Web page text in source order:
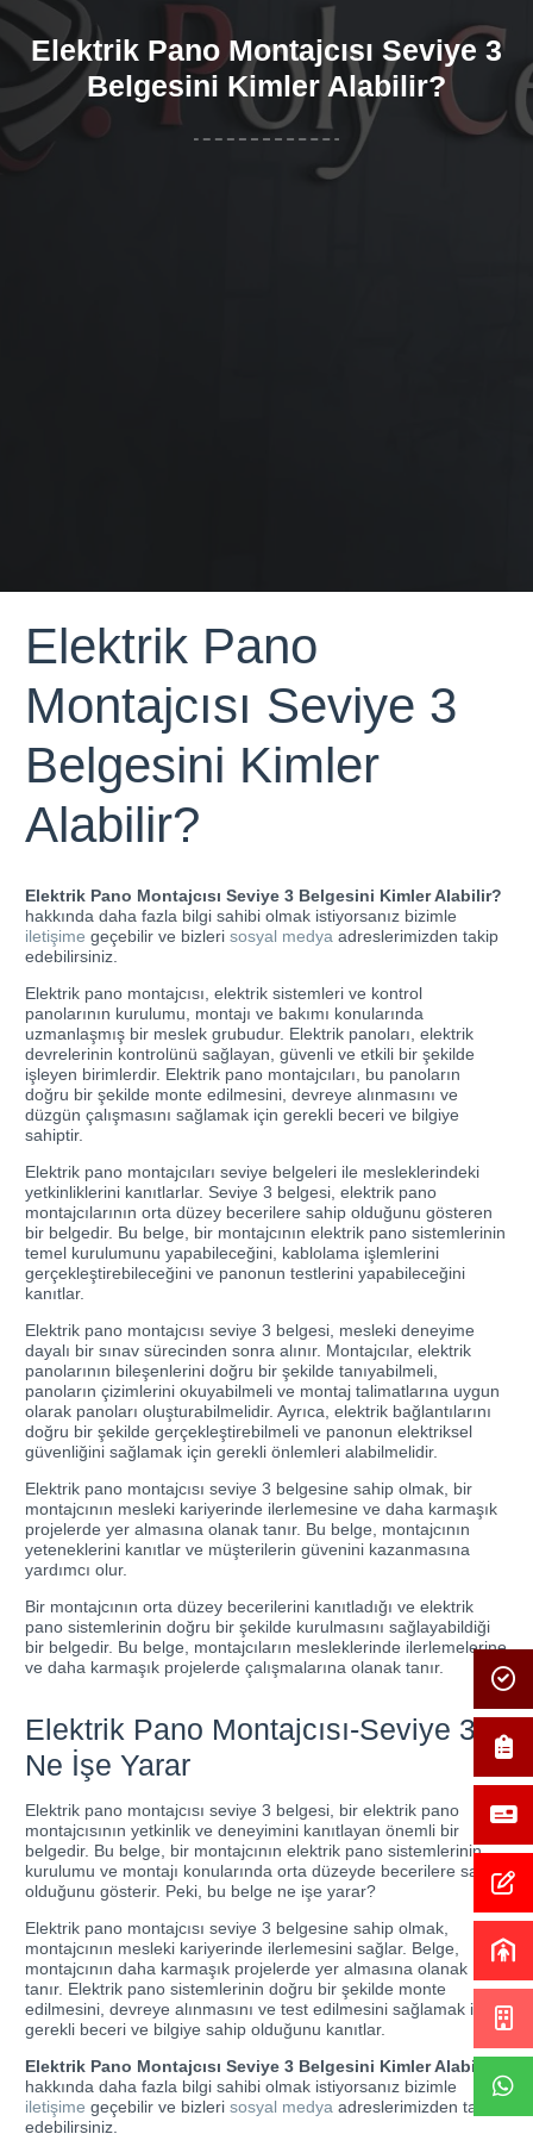
Elektrik Pano Montajcısı Seviye 3
Belgesini Kimler Alabilir?
Elektrik Pano
Montajcısı Seviye 3
Belgesini Kimler
Alabilir?
Elektrik Pano Montajcısı Seviye 3 Belgesini Kimler Alabilir?
hakkında daha fazla bilgi sahibi olmak istiyorsanız bizimle
iletişime geçebilir ve bizleri sosyal medya adreslerimizden takip
edebilirsiniz.
Elektrik pano montajcısı, elektrik sistemleri ve kontrol
panolarının kurulumu, montajı ve bakımı konularında
uzmanlaşmış bir meslek grubudur. Elektrik panoları, elektrik
devrelerinin kontrolünü sağlayan, güvenli ve etkili bir şekilde
işleyen birimlerdir. Elektrik pano montajcıları, bu panoların
doğru bir şekilde monte edilmesini, devreye alınmasını ve
düzgün çalışmasını sağlamak için gerekli beceri ve bilgiye
sahiptir.
Elektrik pano montajcıları seviye belgeleri ile mesleklerindeki
yetkinliklerini kanıtlarlar. Seviye 3 belgesi, elektrik pano
montajcılarının orta düzey becerilere sahip olduğunu gösteren
bir belgedir. Bu belge, bir montajcının elektrik pano sistemlerinin
temel kurulumunu yapabileceğini, kablolama işlemlerini
gerçekleştirebileceğini ve panonun testlerini yapabileceğini
kanıtlar.
Elektrik pano montajcısı seviye 3 belgesi, mesleki deneyime
dayalı bir sınav sürecinden sonra alınır. Montajcılar, elektrik
panolarının bileşenlerini doğru bir şekilde tanıyabilmeli,
panoların çizimlerini okuyabilmeli ve montaj talimatlarına uygun
olarak panoları oluşturabilmelidir. Ayrıca, elektrik bağlantılarını
doğru bir şekilde gerçekleştirebilmeli ve panonun elektriksel
güvenliğini sağlamak için gerekli önlemleri alabilmelidir.
Elektrik pano montajcısı seviye 3 belgesine sahip olmak, bir
montajcının mesleki kariyerinde ilerlemesine ve daha karmaşık
projelerde yer almasına olanak tanır. Bu belge, montajcının
yeteneklerini kanıtlar ve müşterilerin güvenini kazanmasına
yardımcı olur.
Bir montajcının orta düzey becerilerini kanıtladığı ve elektrik
pano sistemlerinin doğru bir şekilde kurulmasını sağlayabildiği
bir belgedir. Bu belge, montajcıların mesleklerinde ilerlemelerine
ve daha karmaşık projelerde çalışmalarına olanak tanır.
Elektrik Pano Montajcısı-Seviye 3
Ne İşe Yarar
Elektrik pano montajcısı seviye 3 belgesi, bir elektrik pano
montajcısının yetkinlik ve deneyimini kanıtlayan önemli bir
belgedir. Bu belge, bir montajcının elektrik pano sistemlerinin
kurulumu ve montajı konularında orta düzeyde becerilere sahip
olduğunu gösterir. Peki, bu belge ne işe yarar?
Elektrik pano montajcısı seviye 3 belgesine sahip olmak,
montajcının mesleki kariyerinde ilerlemesini sağlar. Belge,
montajcının daha karmaşık projelerde yer almasına olanak
tanır. Elektrik pano sistemlerinin doğru bir şekilde monte
edilmesini, devreye alınmasını ve test edilmesini sağlamak için
gerekli beceri ve bilgiye sahip olduğunu kanıtlar.
Elektrik Pano Montajcısı Seviye 3 Belgesini Kimler Alabilir?
hakkında daha fazla bilgi sahibi olmak istiyorsanız bizimle
iletişime geçebilir ve bizleri sosyal medya adreslerimizden takip
edebilirsiniz.